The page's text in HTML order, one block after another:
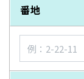
番地